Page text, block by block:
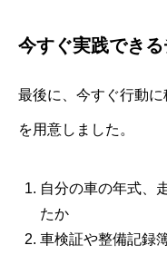
今すぐ実践でき
最後に、今すぐ行動
を用意しました。
自分の車の年式、
たか
車検証や整備記録